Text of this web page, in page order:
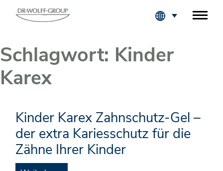
Schlagwort: Kinder
Karex
Kinder Karex Zahnschutz-Gel –
der extra Kariesschutz für die
Zähne Ihrer Kinder